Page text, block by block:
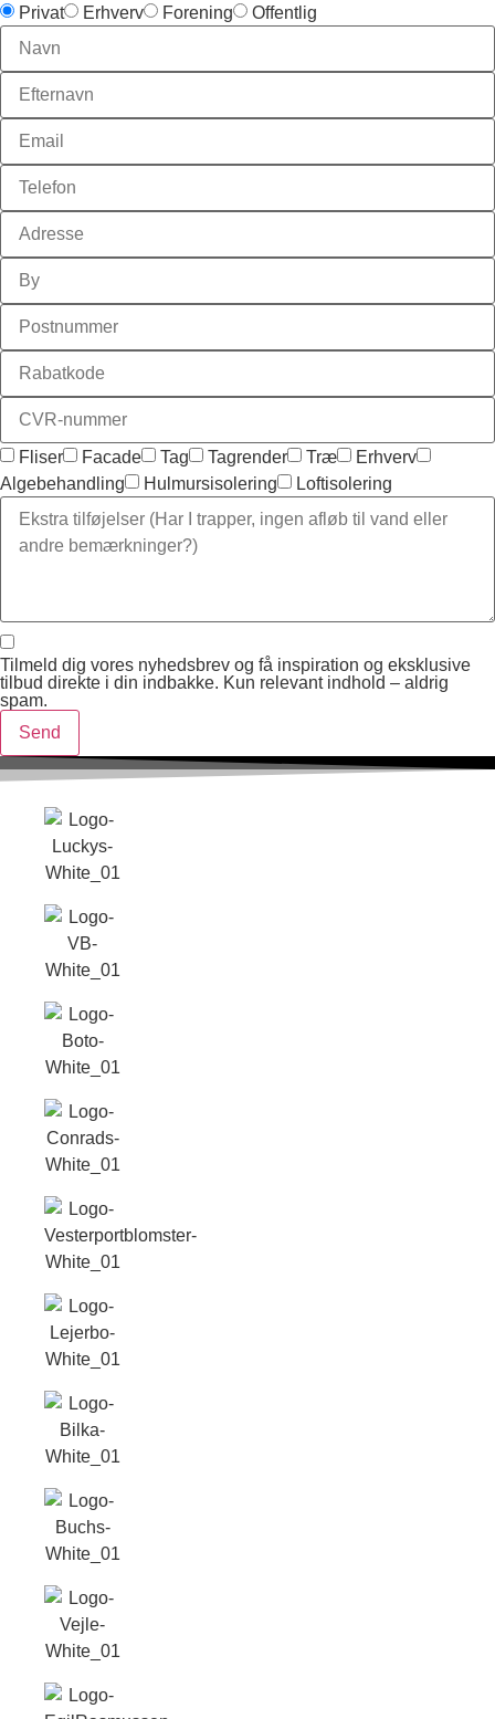
Privat Erhverv Forening Offentlig
Fliser Facade Tag Tagrender Træ
Erhverv
Algebehandling
Hulmursisolering Loftisolering
Tilmeld dig vores nyhedsbrev og få inspiration og eksklusive
tilbud direkte i din indbakke. Kun relevant indhold – aldrig
spam.
Send